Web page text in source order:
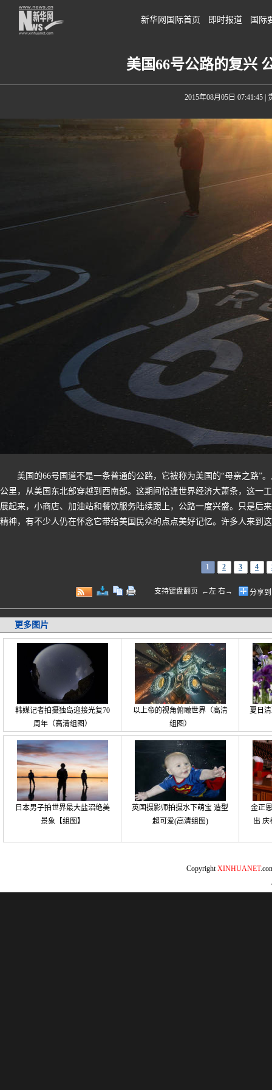
新华网国际首页 即时报道 国际
美国66号公路的复兴
2015年08月05日 07:41:45|
美国的66号国道不是一条普通的公路，它被称为美国的“母亲之路”。
公里，从美国东北部穿越到西南部。这期间恰逢世界经济大萧条，这一
展起来，小商店、加油站和餐饮服务陆续跟上，公路一度兴盛。只是后
精神，有不少人仍在怀念它带给美国民众的点点美好记忆。许多人来到
1 2 3 4
支持键盘翻页 ←左 右→ 分享
更多图片
韩媒记者拍摄独岛迎接光复70
周年（高清组图）
以上帝的视角俯瞰世界（高清
组图）
夏日
日本男子拍世界最大盐沼绝美
景象【组图】
英国摄影师拍摄水下萌宝 造型
超可爱(高清组图)
金正
出 庆
CopyrightXINHUANET